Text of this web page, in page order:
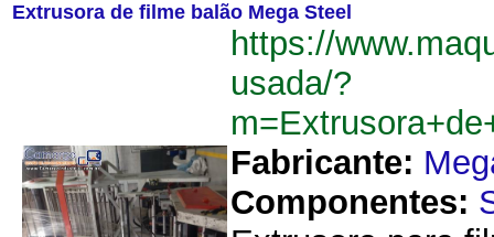
Extrusora de filme balão Mega Steel
https://
usada/?
Fabricante:
Componentes: